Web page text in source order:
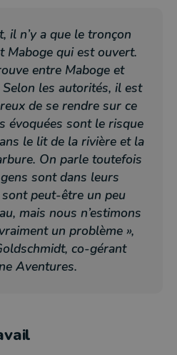
il n’y a que le tronçon
Maboge qui est ouvert.
entre Maboge et
les autorités, il est
de se rendre sur ce
évoquées sont le risque
le lit de la rivière et la
On parle toutefois
sont dans leurs
peut-être un peu
mais nous n’estimons
un problème »,
co-gérant
Aventures.